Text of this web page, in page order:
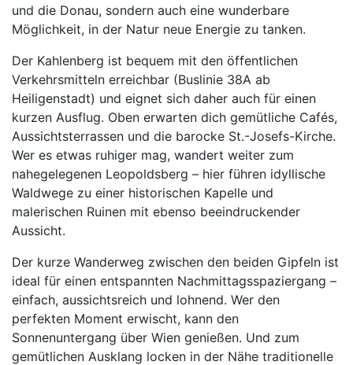
und die Donau, sondern auch eine wunderbare
Möglichkeit, in der Natur neue Energie zu tanken.
Der Kahlenberg ist bequem mit den öffentlichen
Verkehrsmitteln erreichbar (Buslinie 38A ab
Heiligenstadt) und eignet sich daher auch für einen
kurzen Ausflug. Oben erwarten dich gemütliche Cafés,
Aussichtsterrassen und die barocke St.-Josefs-Kirche.
Wer es etwas ruhiger mag, wandert weiter zum
nahegelegenen Leopoldsberg – hier führen idyllische
Waldwege zu einer historischen Kapelle und
malerischen Ruinen mit ebenso beeindruckender
Aussicht.
Der kurze Wanderweg zwischen den beiden Gipfeln ist
ideal für einen entspannten Nachmittagsspaziergang –
einfach, aussichtsreich und lohnend. Wer den
perfekten Moment erwischt, kann den
Sonnenuntergang über Wien genießen. Und zum
gemütlichen Ausklang locken in der Nähe traditionelle